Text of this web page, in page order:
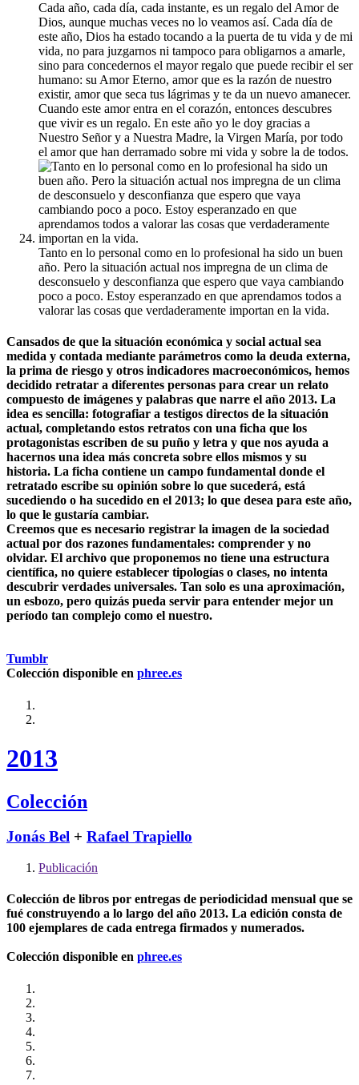
Cada año, cada día, cada instante, es un regalo del Amor de
Dios, aunque muchas veces no lo veamos así. Cada día de
este año, Dios ha estado tocando a la puerta de tu vida y de mi
vida, no para juzgarnos ni tampoco para obligarnos a amarle,
sino para concedernos el mayor regalo que puede recibir el ser
humano: su Amor Eterno, amor que es la razón de nuestro
existir, amor que seca tus lágrimas y te da un nuevo amanecer.
Cuando este amor entra en el corazón, entonces descubres
que vivir es un regalo. En este año yo le doy gracias a
Nuestro Señor y a Nuestra Madre, la Virgen María, por todo
el amor que han derramado sobre mi vida y sobre la de todos.
Tanto en lo personal como en lo profesional ha sido un buen
año. Pero la situación actual nos impregna de un clima de
desconsuelo y desconfianza que espero que vaya cambiando
poco a poco. Estoy esperanzado en que aprendamos todos a
valorar las cosas que verdaderamente importan en la vida.
Cansados de que la situación económica y social actual sea
medida y contada mediante parámetros como la deuda externa,
la prima de riesgo y otros indicadores macroeconómicos, hemos
decidido retratar a diferentes personas para crear un relato
compuesto de imágenes y palabras que narre el año 2013. La
idea es sencilla: fotografiar a testigos directos de la situación
actual, completando estos retratos con una ficha que los
protagonistas escriben de su puño y letra y que nos ayuda a
hacernos una idea más concreta sobre ellos mismos y su
historia. La ficha contiene un campo fundamental donde el
retratado escribe su opinión sobre lo que sucederá, está
sucediendo o ha sucedido en el 2013; lo que desea para este año,
lo que le gustaría cambiar.
Creemos que es necesario registrar la imagen de la sociedad
actual por dos razones fundamentales: comprender y no
olvidar. El archivo que proponemos no tiene una estructura
científica, no quiere establecer tipologías o clases, no intenta
descubrir verdades universales. Tan solo es una aproximación,
un esbozo, pero quizás pueda servir para entender mejor un
período tan complejo como el nuestro.
Tumblr
Colección disponible en phree.es
2013
Colección
Jonás Bel + Rafael Trapiello
Publicación
Colección de libros por entregas de periodicidad mensual que se
fué construyendo a lo largo del año 2013. La edición consta de
100 ejemplares de cada entrega firmados y numerados.
Colección disponible en phree.es